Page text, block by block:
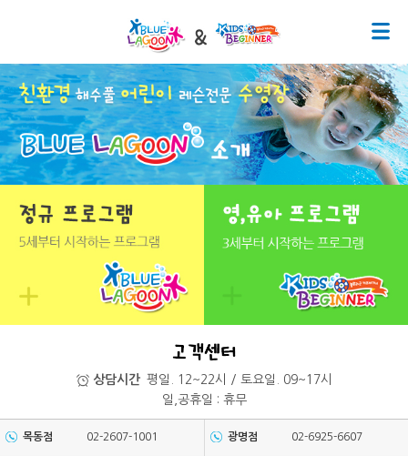
상담시간 평일. 12~22시 / 토요일. 09~17시
일,공휴일 : 휴무
목동점 02-2607-1001 광명점 02-6925-6607